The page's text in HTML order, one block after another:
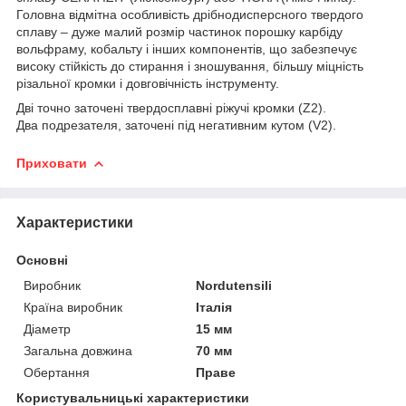
Головна відмітна особливість дрібнодисперсного твердого
сплаву – дуже малий розмір частинок порошку карбіду
вольфраму, кобальту і інших компонентів, що забезпечує
високу стійкість до стирання і зношування, більшу міцність
різальної кромки і довговічність інструменту.
Дві точно заточені твердосплавні ріжучі кромки (Z2).
Два подрезателя, заточені під негативним кутом (V2).
Приховати
Характеристики
Основні
Виробник
Nordutensili
Країна виробник
Італія
Діаметр
15 мм
Загальна довжина
70 мм
Обертання
Праве
Користувальницькі характеристики